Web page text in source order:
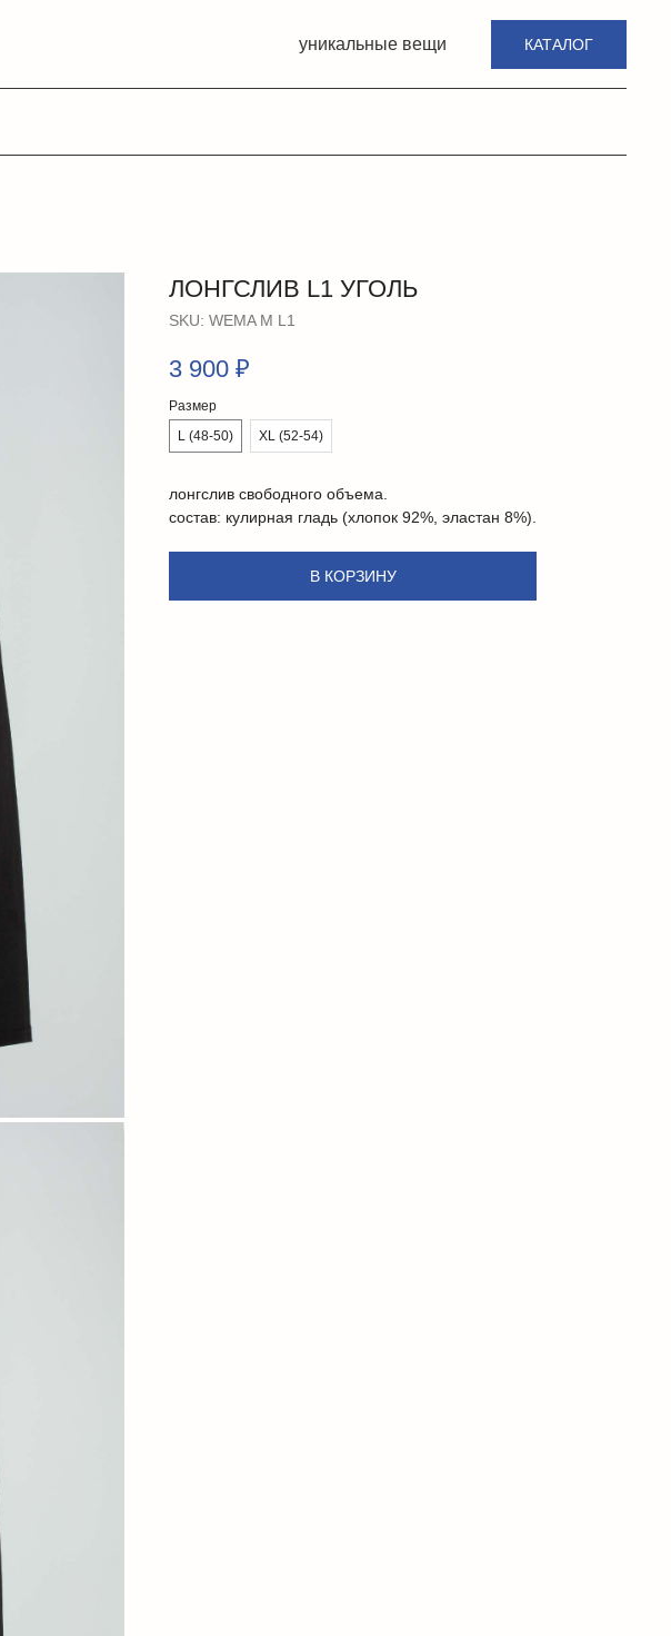
уникальные вещи КАТАЛОГ
ЛОНГСЛИВ L1 УГОЛЬ
SKU: WEMA М L1
3 900 ₽
Размер
L (48-50)
XL (52-54)
лонгслив свободного объема.
состав: кулирная гладь (хлопок 92%, эластан 8%).
В КОРЗИНУ